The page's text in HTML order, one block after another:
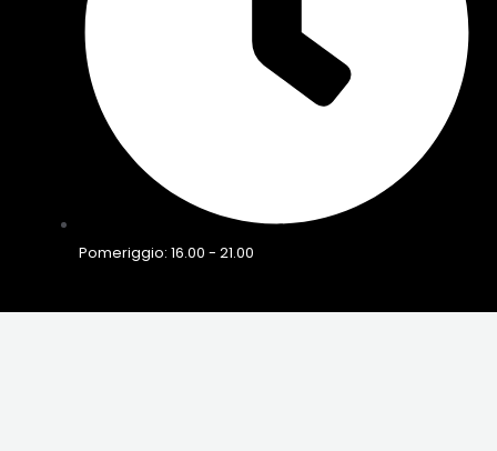
Pomeriggio: 16.00 - 21.00